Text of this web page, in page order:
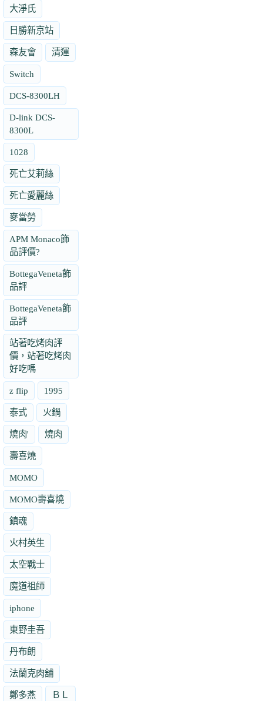
大淨氏
日勝新京站
森友會 清運
Switch
DCS-8300LH
D-link DCS-
8300L
1028
死亡艾莉絲
死亡愛麗絲
麥當勞
APM Monaco飾
品評價?
BottegaVeneta飾
品評
BottegaVeneta飾
品評
站著吃烤肉評
價，站著吃烤肉
好吃嗎
z flip 1995
泰式 火鍋
燒肉' 燒肉
壽喜燒
MOMO
MOMO壽喜燒
鎮魂
火村英生
太空戰士
魔道祖師
iphone
東野圭吾
丹布朗
法蘭克肉舖
鄭多燕 ＢＬ